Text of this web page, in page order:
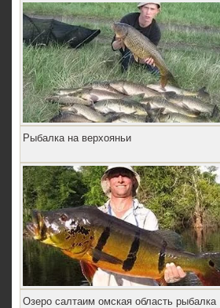
Рыбалка на верхояньи
Озеро салтаим омская область рыбалка